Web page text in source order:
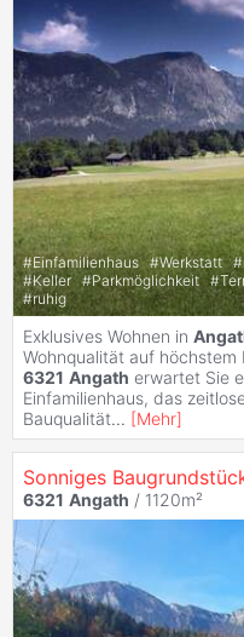
#Einfamilienhaus #Werkstatt #
#Keller #Parkmöglichkeit #
#ruhig
Exklusives Wohnen in
Wohnqualität auf höchstem
6321 Angath erwartet Sie
Einfamilienhaus, das
Bauqualität... [Mehr]
Sonniges
6321 Angath / 1120m²